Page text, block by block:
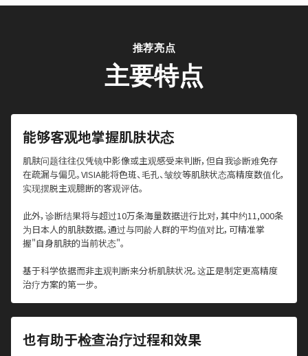
推荐亮点
主要特点
能够客观地掌握肌肤状态
肌肤问题往往仅凭镜中影像或主观感受来判断，但自我诊断难免存
在疏漏与偏见。VISIA能将色斑、毛孔、皱纹等肌肤状态高精度数值化，
实现摆脱主观臆断的客观评估。
此外，诊断结果将与超过10万条海量数据进行比对，其中约11,000条
为日本人的肌肤数据。通过与同龄人群的平均值对比，可精准掌
握"自身肌肤的当前状态"。
基于科学依据而非主观判断来分析肌肤状况。这正是制定更高精度
治疗方案的第一步。
也有助于检查治疗过程和效果